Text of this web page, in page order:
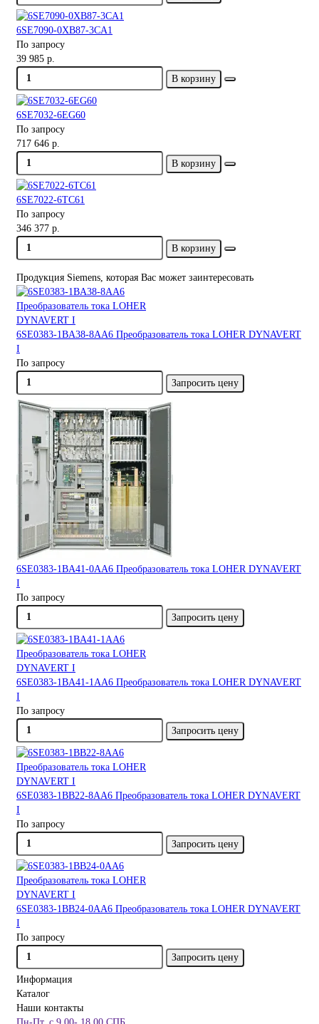
6SE7090-0XB87-3CA1
По запросу
39 985 р.
В корзину
6SE7032-6EG60
По запросу
717 646 р.
В корзину
6SE7022-6TC61
По запросу
346 377 р.
В корзину
Продукция Siemens, которая Вас может заинтересовать
6SE0383-1BA38-8AA6 Преобразователь тока LOHER DYNAVERT
I
По запросу
Запросить цену
6SE0383-1BA41-0AA6 Преобразователь тока LOHER DYNAVERT
I
По запросу
Запросить цену
6SE0383-1BA41-1AA6 Преобразователь тока LOHER DYNAVERT
I
По запросу
Запросить цену
6SE0383-1BB22-8AA6 Преобразователь тока LOHER DYNAVERT
I
По запросу
Запросить цену
6SE0383-1BB24-0AA6 Преобразователь тока LOHER DYNAVERT
I
По запросу
Запросить цену
Информация
Каталог
Наши контакты